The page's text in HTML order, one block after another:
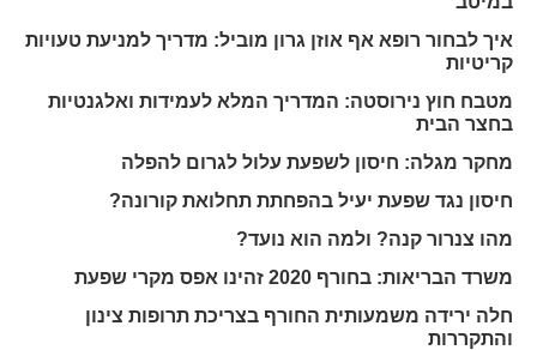
איך לבחור רופא אף אוזן גרון מוביל: מדריך למניעת טעויות
קריטיות
מטבח חוץ נירוסטה: המדריך המלא לעמידות ואלגנטיות
בחצר הבית
מחקר מגלה: חיסון לשפעת עלול לגרום להפלה
חיסון נגד שפעת יעיל בהפחתת תחלואת קורונה?
מהו צנרור קנה? ולמה הוא נועד?
משרד הבריאות: בחורף 2020 זהינו אפס מקרי שפעת
חלה ירידה משמעותית החורף בצריכת תרופות צינון
והתקררות